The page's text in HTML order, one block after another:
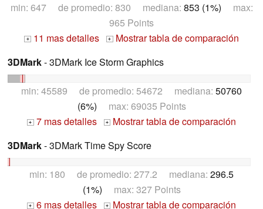
min: 647 de promedio: 830 mediana: 853 (1%) max:
965 Points
+ 11 mas detalles + Mostrar tabla de comparación
3DMark- 3DMark Ice Storm Graphics
min: 45589 de promedio: 54672 mediana: 50760
(6%) max: 69035 Points
+ 7 mas detalles +
Mostrar tabla de comparación
3DMark- 3DMark Time Spy Score
min: 180 de promedio: 277.2 mediana: 296.5
(1%) max: 327 Points
+ 6 mas detalles + Mostrar tabla de comparación